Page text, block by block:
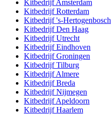
KitbedrijfAmsterdam
KitbedrijfRotterdam
Kitbedrijf's-Hertogenbosch
KitbedrijfDen Haag
KitbedrijfUtrecht
KitbedrijfEindhoven
KitbedrijfGroningen
KitbedrijfTilburg
KitbedrijfAlmere
KitbedrijfBreda
KitbedrijfNijmegen
KitbedrijfApeldoorn
KitbedrijfHaarlem